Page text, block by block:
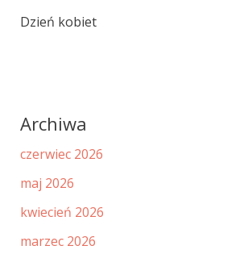
Dzień kobiet
Archiwa
czerwiec 2026
maj 2026
kwiecień 2026
marzec 2026